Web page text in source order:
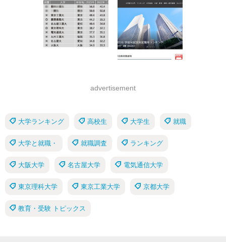
advertisement
大学ランキング 高校生 大学生 就職
大学と就職・ 就職調査 ランキング
大阪大学 名古屋大学 電気通信大学
東京理科大学 東京工業大学 京都大学
教育・受験 トピックス